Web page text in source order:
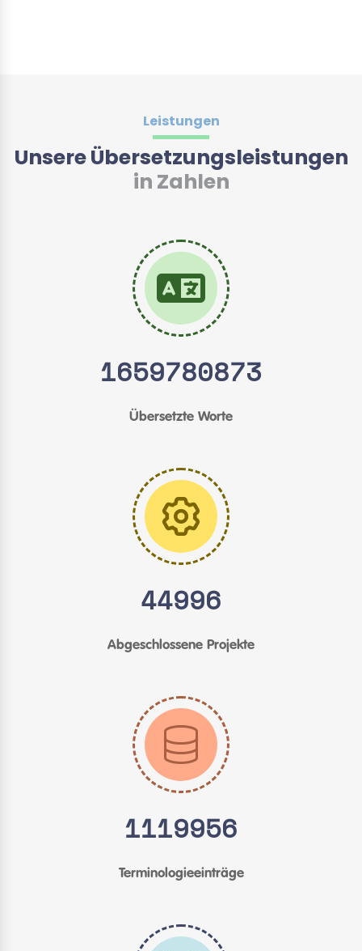
Leistungen
Unsere Übersetzungsleistungen
in Zahlen
1659780885
Übersetzte Worte
44996
Abgeschlossene Projekte
1119956
Terminologieeinträge